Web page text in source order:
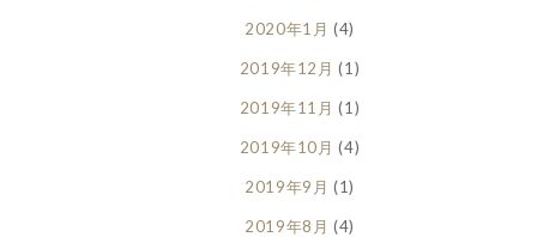
2020年1月 (4)
2019年12月 (1)
2019年11月 (1)
2019年10月 (4)
2019年9月 (1)
2019年8月 (4)